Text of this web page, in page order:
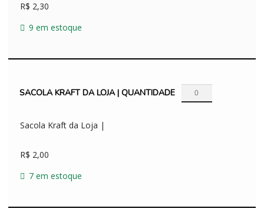
R$ 2,30
9 em estoque
SACOLA KRAFT DA LOJA | QUANTIDADE
Sacola Kraft da Loja |
R$ 2,00
7 em estoque